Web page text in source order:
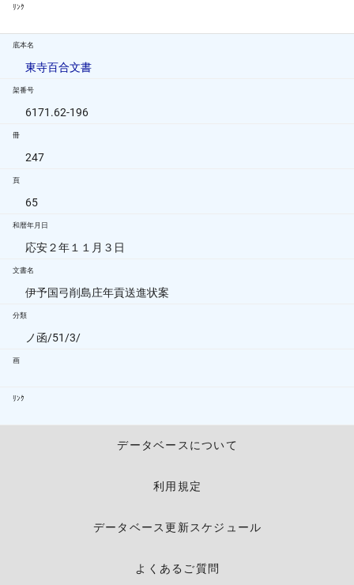
ﾘﾝｸ
底本名
東寺百合文書
架番号
6171.62-196
冊
247
頁
65
和暦年月日
応安２年１１月３日
文書名
伊予国弓削島庄年貢送進状案
分類
ノ函/51/3/
画
ﾘﾝｸ
データベースについて
利用規定
データベース更新スケジュール
よくあるご質問